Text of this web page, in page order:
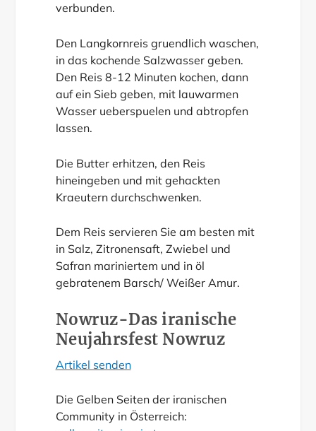
verbunden.
Den Langkornreis gruendlich waschen,
in das kochende Salzwasser geben.
Den Reis 8-12 Minuten kochen, dann
auf ein Sieb geben, mit lauwarmen
Wasser ueberspuelen und abtropfen
lassen.
Die Butter erhitzen, den Reis
hineingeben und mit gehackten
Kraeutern durchschwenken.
Dem Reis servieren Sie am besten mit
in Salz, Zitronensaft, Zwiebel und
Safran mariniertem und in öl
gebratenem Barsch/ Weißer Amur.
Nowruz-Das iranische
Neujahrsfest Nowruz
Artikel senden
Die Gelben Seiten der iranischen
Community in Österreich: